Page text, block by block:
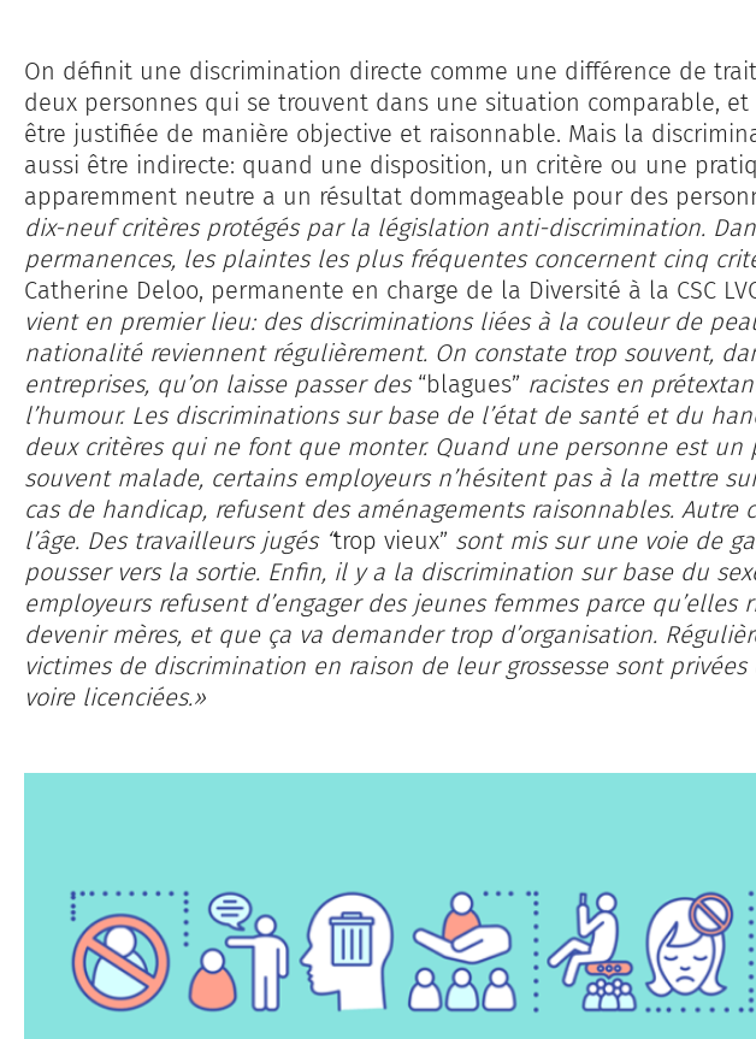
On définit une discrimination directe comme une différence de
deux personnes qui se trouvent dans une situation comparable,
être justifiée de manière objective et raisonnable. Mais la
aussi être indirecte: quand une disposition, un critère ou une
apparemment neutre a un résultat dommageable pour des
dix-neuf critères protégés par la législation anti-discrimination.
permanences, les plaintes les plus fréquentes con­cernent cinq
Catherine Deloo, permanente en charge de la Diversité à la CSC
vient en premier lieu: des discriminations liées à la couleur de
nationalité reviennent régulièrement. On constate trop souvent,
entreprises, qu’on laisse passer des “blagues” racistes en
l’humour. Les discriminations sur base de l’état de santé et du
deux critères qui ne font que monter. Quand une personne est un
souvent malade, certains employeurs n’hésitent pas à la mettre
cas de handicap, refu­sent des aménagements raisonnables. Autre
l’âge. Des travailleurs jugés “trop vieux” sont mis sur une voie de
pousser vers la sortie. Enfin, il y a la discrimination sur base du
employeurs refusent d’en­gager des jeunes femmes parce qu’elles
devenir mères, et que ça va demander trop d’organisation.
victimes de discrimination en raison de leur grossesse sont
voire licenciées.»